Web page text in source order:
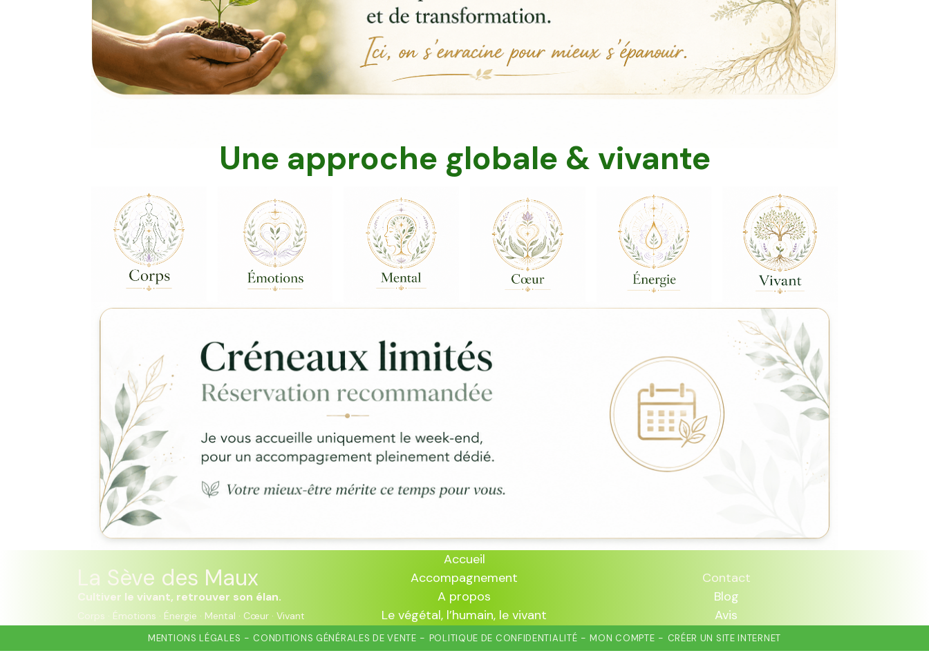
Une approche globale & vivante
Accueil
La Sève des Maux
Cultiver le vivant, retrouver son élan.
Corps · Émotions · Énergie · Mental · Cœur · Vivant
Accompagnement
A propos
Le végétal, l’humain, le vivant
Contact
Blog
Avis
MENTIONS LÉGALES CONDITIONS GÉNÉRALES DE VENTE POLITIQUE DE CONFIDENTIALITÉ MON COMPTE CRÉER UN SITE INTERNET